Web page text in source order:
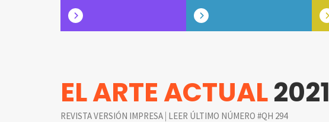
EL ARTE ACTUAL2021
REVISTA VERSIÓN IMPRESA | LEER ÚLTIMO NÚMERO #QH 294